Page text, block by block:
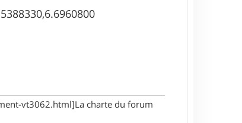
vt3062.html]La charte du forum